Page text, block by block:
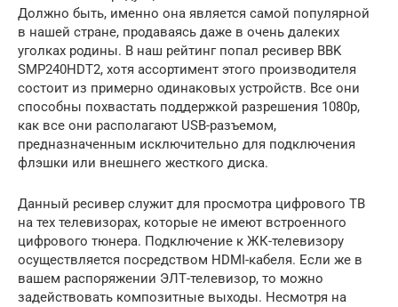
Должно быть, именно она является самой популярной
в нашей стране, продаваясь даже в очень далеких
уголках родины. В наш рейтинг попал ресивер BBK
SMP240HDT2, хотя ассортимент этого производителя
состоит из примерно одинаковых устройств. Все они
способны похвастать поддержкой разрешения 1080p,
как все они располагают USB-разъемом,
предназначенным исключительно для подключения
флэшки или внешнего жесткого диска.
Данный ресивер служит для просмотра цифрового ТВ
на тех телевизорах, которые не имеют встроенного
цифрового тюнера. Подключение к ЖК-телевизору
осуществляется посредством HDMI-кабеля. Если же в
вашем распоряжении ЭЛТ-телевизор, то можно
задействовать композитные выходы. Несмотря на